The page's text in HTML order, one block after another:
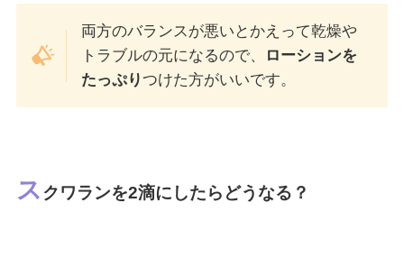
両方のバランスが悪いとかえって乾燥や
トラブルの元になるので、
ローションを
たっぷりつけた方がいいです。
スクワランを2滴にしたらどうなる？